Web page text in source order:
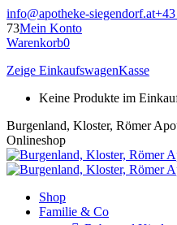
Zum
Inhalt
springen
info@apotheke-siegendorf.at
73Mein Konto
Warenkorb0
Zeige EinkaufswagenKasse
Keine Produkte im
Burgenland, Kloster, Römer
Onlineshop
Shop
Familie & Co